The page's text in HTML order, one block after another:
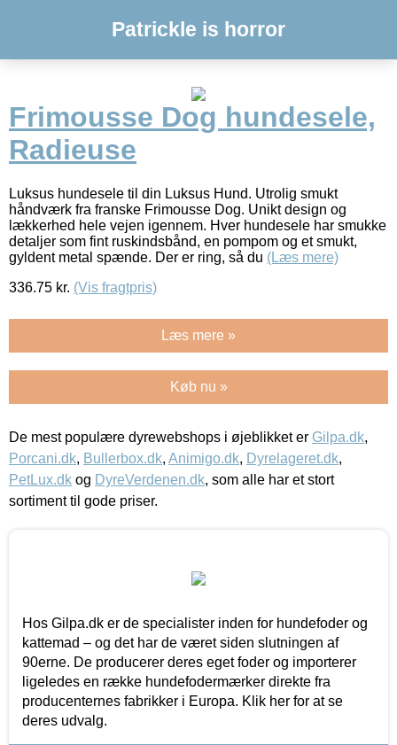
Patrickle is horror
Frimousse Dog hundesele,
Radieuse
Luksus hundesele til din Luksus Hund. Utrolig smukt
håndværk fra franske Frimousse Dog. Unikt design og
lækkerhed hele vejen igennem. Hver hundesele har smukke
detaljer som fint ruskindsbånd, en pompom og et smukt,
gyldent metal spænde. Der er ring, så du (Læs mere)
336.75 kr. (Vis fragtpris)
Læs mere »
Køb nu »
De mest populære dyrewebshops i øjeblikket er Gilpa.dk,
Porcani.dk, Bullerbox.dk, Animigo.dk, Dyrelageret.dk,
PetLux.dk og DyreVerdenen.dk, som alle har et stort
sortiment til gode priser.
Hos Gilpa.dk er de specialister inden for hundefoder og
kattemad – og det har de været siden slutningen af
90erne. De producerer deres eget foder og importerer
ligeledes en række hundefodermærker direkte fra
producenternes fabrikker i Europa. Klik her for at se
deres udvalg.